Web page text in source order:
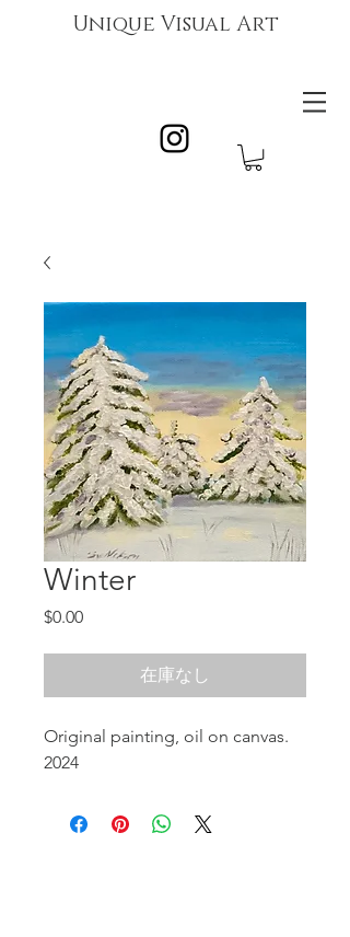
Unique Visual Art
Winter
$0.00価
在庫なし
Original painting, oil on canvas.
2024